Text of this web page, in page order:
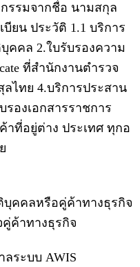
รรมจากชื่อ นามสกุล
ยน ประวัติ 1.1 บริการ
คคล 2.ใบรับรองความ
ที่สํานักงานตํารวจ
ลไทย 4.บริการประสาน
องเอกสารราชการ
าที่อยู่ต่าง ประเทศ ทุกอ
คคลหรือคู่ค้าทางธุรกิจ
ค้าทางธุรกิจ
ระบบ AWIS